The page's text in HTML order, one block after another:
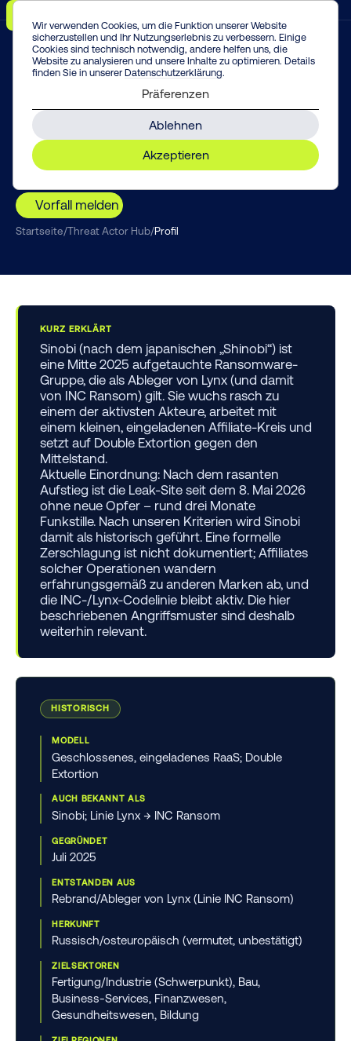
Wir verwenden Cookies, um die Funktion unserer Website
sicherzustellen und Ihr Nutzungserlebnis zu verbessern. Einige
Cookies sind technisch notwendig, andere helfen uns, die
Website zu analysieren und unsere Inhalte zu optimieren. Details
finden Sie in unserer Datenschutzerklärung.
Präferenzen
Ablehnen
Akzeptieren
Enter
Menü Vorfall melden!
Startseite/Threat Actor Hub/Profil
Sinobi
Sinobi trägt die erprobte Lynx-/INC-Technik weiter
– ein schnell aufgestiegener, stealth-orientierter
Vorfall melden
KURZ ERKLÄRT
Sinobi (nach dem japanischen „Shinobi“) ist
eine Mitte 2025 aufgetauchte Ransomware-
Gruppe, die als Ableger von Lynx (und damit
von INC Ransom) gilt. Sie wuchs rasch zu
einem der aktivsten Akteure, arbeitet mit
einem kleinen, eingeladenen Affiliate-Kreis und
setzt auf Double Extortion gegen den
Mittelstand.
Aktuelle Einordnung:Nach dem rasanten
Aufstieg ist die Leak-Site seit dem 8. Mai 2026
ohne neue Opfer – rund drei Monate
Funkstille. Nach unseren Kriterien wird Sinobi
damit als historisch geführt. Eine formelle
Zerschlagung ist nicht dokumentiert; Affiliates
solcher Operationen wandern
erfahrungsgemäß zu anderen Marken ab, und
die INC-/Lynx-Codelinie bleibt aktiv. Die hier
beschriebenen Angriffsmuster sind deshalb
weiterhin relevant.
HISTORISCH
MODELL
Geschlossenes, eingeladenes RaaS; Double
Extortion
AUCH BEKANNT ALS
Sinobi; Linie Lynx → INC Ransom
GEGRÜNDET
Juli 2025
ENTSTANDEN AUS
Rebrand/Ableger von Lynx (Linie INC Ransom)
HERKUNFT
Russisch/osteuropäisch (vermutet, unbestätigt)
ZIELSEKTOREN
Fertigung/Industrie (Schwerpunkt), Bau,
Business-Services, Finanzwesen,
Gesundheitswesen, Bildung